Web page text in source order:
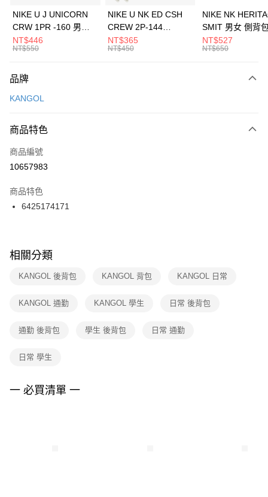
元大商業銀行
台灣樂天信用卡公司
全盈+PAY
AFTEE先享後付
【關於「AFTEE先享後付」】
便利好安心！
３．安心：先確認商品／服務後，再付款。
【「AFTEE先享後付」結帳流程】
１．於結帳方式選擇「AFTEE先享後付」後，將跳轉至「AFTEE先享後付」
２．訂單成立數日內，您將收到繳費通知簡訊。
３．收到繳費通知簡訊後14天內，點擊此簡訊中的連結，可透過四大超商／
ATM／網路銀行／等多元方式進行付款，方視為交易完成。
※ 交易是否成功請以「AFTEE先享後付 」之結帳頁面顯示為準，若有關於
是否繳費成功／繳費後需取消欲退款等相關疑問，請聯繫「AFTEE先享後付
客戶支援中心」https://netprotections.freshdesk.com/support/home
１．透過由恩沛科技股份有限公司提供之「AFTEE先享後付」服務完成之交
權轉讓予恩沛科技股份有限公司。
３．未成年的使用者請事先徵得法定代理人或監護人之同意方可使用
４．使用「AFTEE先享後付」時，將依據個別帳號之用戶狀況，依本公司即
運送方式
每筆NT$100，滿NT$1,500(含以上)免運費
宅配
每筆NT$100，滿NT$1,500(含以上)免運費
付款後門市自取
每筆NT$100，滿NT$1,500(含以上)免運費
NIKE U J UNICORN
CRW 1PR -160 男女
中統襪 FZ3393100
NT$446
NT$550
NIKE U NK ED CSH
CREW 2P-144
EMBRDY 男女 短統襪
FZ3073133
NT$365
NT$450
NIKE NK
SMIT 男女 側背
BA5871010
NT$527
NT$650
品牌
KANGOL
商品特色
商品編號
10657983
商品特色
6425174171
相關分類
KANGOL 後背包 KANGOL 背包 KANGOL 日常
KANGOL 通勤 KANGOL 學生 日常 後背包
通勤 後背包 學生 後背包 日常 通勤
日常 學生
一 必買清單 一